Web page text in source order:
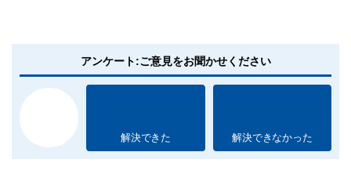
アンケート:ご意見をお聞かせください
解決できた 解決できなかった